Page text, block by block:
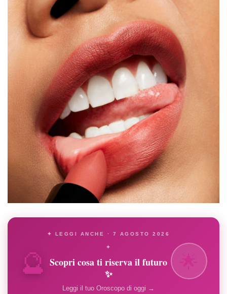
🔮
✦ LEGGI ANCHE · 7 AGOSTO 2026
✦
Scopri cosa ti riserva il futuro
✨
Leggi il tuo Oroscopo di oggi →